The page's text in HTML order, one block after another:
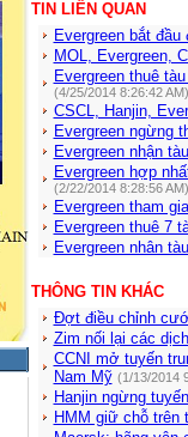
TIN LIÊN QUAN
Evergreen bắt
MOL, Evergreen,
Evergreen thuê
(4/25/2014 8:26:42 AM)
CSCL, Hanjin,
Evergreen ngừng
Evergreen nhận
Evergreen hợp
(2/22/2014 8:28:56 AM)
Evergreen tham
Evergreen thuê 7
Evergreen nhân
THÔNG TIN KHÁC
Đợt điều chỉnh
Zim nối lại các
CCNI mở tuyến
Nam Mỹ (1/13/2014
Hanjin ngừng
HMM giữ chỗ trên